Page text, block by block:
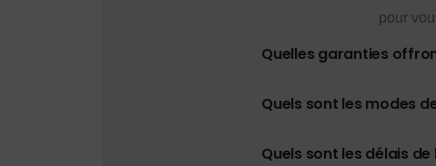
pour
Quelles garanties
Quels sont les modes
Quels sont les délais